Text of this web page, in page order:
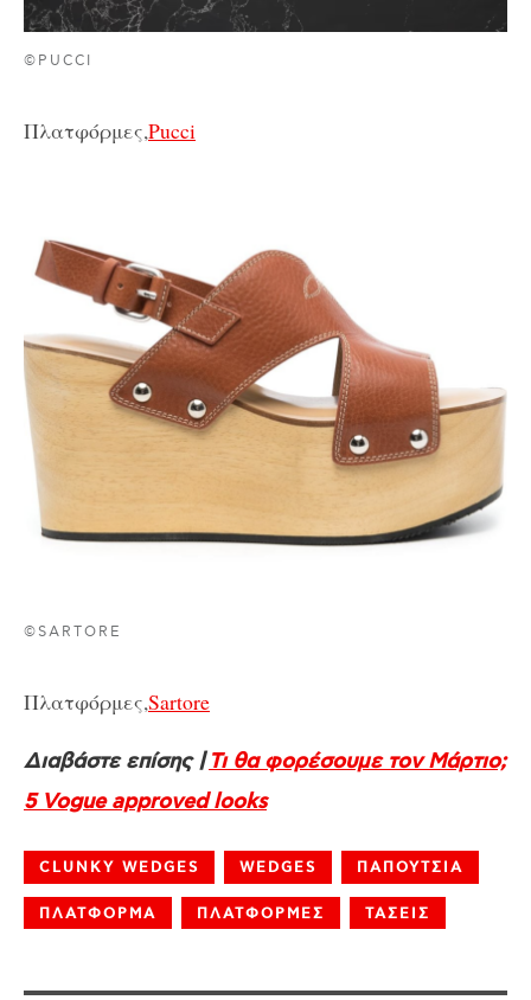
©PUCCI
Πλατφόρμες,Pucci
©SARTORE
Πλατφόρμες,Sartore
Διαβάστε επίσης |Τι θα φορέσουμε τον Μάρτιο;
5 Vogue approved looks
CLUNKY WEDGES WEDGES ΠΑΠΟΥΤΣΙΑ
ΠΛΑΤΦΟΡΜΑ ΠΛΑΤΦΟΡΜΕΣ ΤΑΣΕΙΣ